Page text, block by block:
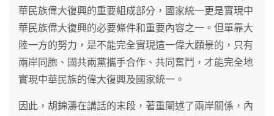
華民族偉大復興的重要組成部分，國家統一更是實現中
華民族偉大復興的必要條件和重要內容之一。但單靠大
陸一方的努力，是不能完全實現這一偉大願景的，只有
兩岸同胞、國共兩黨攜手合作、共同奮鬥，才能完全地
實現中華民族的偉大復興及國家統一。
因此，胡錦濤在講話的末段，著重闡述了兩岸關係，內